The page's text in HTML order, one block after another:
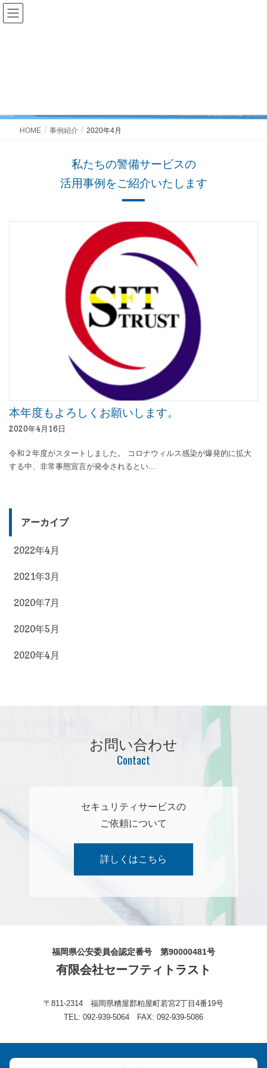
HOME 事例紹介 2020年4月
私たちの警備サービスの
活用事例をご紹介いたします
本年度もよろしくお願いします。
2020年4月16日
令和２年度がスタートしました。 コロナウィルス感染が爆発的に拡大
する中、非常事態宣言が発令されるとい...
アーカイブ
2022年4月
2021年3月
2020年7月
2020年5月
2020年4月
お問い合わせ
セキュリティサービスの
ご依頼について
詳しくはこちら
福岡県公安委員会認定番号 第90000481号
有限会社セーフティトラスト
〒811-2314 福岡県糟屋郡粕屋町若宮2丁目4番19号
TEL: 092-939-5064 FAX: 092-939-5086